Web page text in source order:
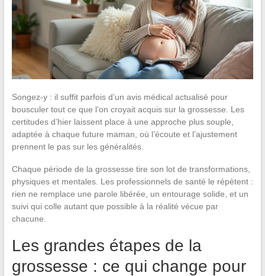
Songez-y : il suffit parfois d’un avis médical actualisé pour
bousculer tout ce que l’on croyait acquis sur la grossesse. Les
certitudes d’hier laissent place à une approche plus souple,
adaptée à chaque future maman, où l’écoute et l’ajustement
prennent le pas sur les généralités.
Chaque période de la grossesse tire son lot de transformations,
physiques et mentales. Les professionnels de santé le répètent :
rien ne remplace une parole libérée, un entourage solide, et un
suivi qui colle autant que possible à la réalité vécue par
chacune.
Les grandes étapes de la
grossesse : ce qui change pour